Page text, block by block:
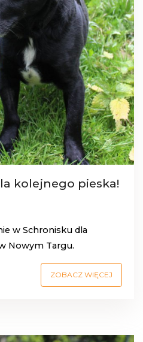
kolejnego pieska!
w Schronisku dla
Nowym Targu.
ZOBACZ WIĘCEJ